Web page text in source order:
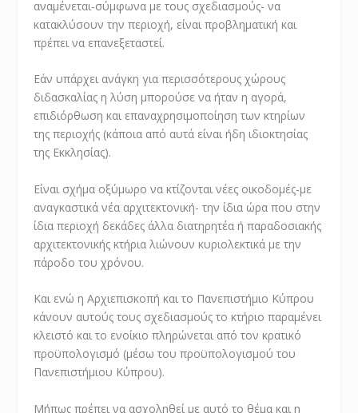
αναμένεται-σύμφωνα με τους σχεδιασμούς- να
κατακλύσουν την περιοχή, είναι προβληματική και
πρέπει να επανεξεταστεί.
Εάν υπάρχει ανάγκη για περισσότερους χώρους
διδασκαλίας η λύση μπορούσε να ήταν η αγορά,
επιδιόρθωση και επαναχρησιμοποίηση των κτηρίων
της περιοχής (κάποια από αυτά είναι ήδη ιδιοκτησίας
της Εκκλησίας).
Είναι σχήμα οξύμωρο να κτίζονται νέες οικοδομές-με
αναγκαστικά νέα αρχιτεκτονική- την ίδια ώρα που στην
ίδια περιοχή δεκάδες άλλα διατηρητέα ή παραδοσιακής
αρχιτεκτονικής κτήρια λιώνουν κυριολεκτικά με την
πάροδο του χρόνου.
Και ενώ η Αρχιεπισκοπή και το Πανεπιστήμιο Κύπρου
κάνουν αυτούς τους σχεδιασμούς το κτήριο παραμένει
κλειστό και το ενοίκιο πληρώνεται από τον κρατικό
προϋπολογισμό (μέσω του προϋπολογισμού του
Πανεπιστήμιου Κύπρου).
Μήπως πρέπει να ασχοληθεί με αυτό το θέμα και η